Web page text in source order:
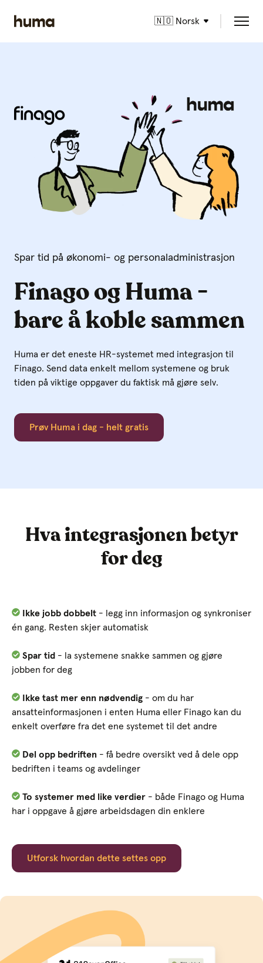
🇳🇴 Norsk
Spar tid på økonomi- og personaladministrasjon
Finago og Huma -
bare å koble sammen
Huma er det eneste HR-systemet med integrasjon til
Finago. Send data enkelt mellom systemene og bruk
tiden på viktige oppgaver du faktisk må gjøre selv.
Prøv Huma i dag - helt gratis
Hva integrasjonen betyr
for deg
Ikke jobb dobbelt - legg inn informasjon og synkroniser
én gang. Resten skjer automatisk
Spar tid - la systemene snakke sammen og gjøre
jobben for deg
Ikke tast mer enn nødvendig - om du har
ansatteinformasjonen i enten Huma eller Finago kan du
enkelt overføre fra det ene systemet til det andre
Del opp bedriften - få bedre oversikt ved å dele opp
bedriften i teams og avdelinger
To systemer med like verdier - både Finago og Huma
har i oppgave å gjøre arbeidsdagen din enklere
Utforsk hvordan dette settes opp